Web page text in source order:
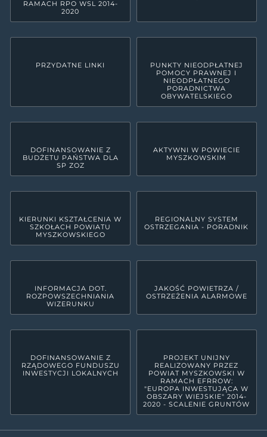
RAMACH RPO WSL 2014-
2020
PRZYDATNE LINKI
PUNKTY NIEODPŁATNEJ
POMOCY PRAWNEJ I
NIEODPŁATNEGO
PORADNICTWA
OBYWATELSKIEGO
DOFINANSOWANIE Z
BUDŻETU PAŃSTWA DLA
SP ZOZ
AKTYWNI W POWIECIE
MYSZKOWSKIM
KIERUNKI KSZTAŁCENIA W
SZKOŁACH POWIATU
MYSZKOWSKIEGO
REGIONALNY SYSTEM
OSTRZEGANIA - PORADNIK
INFORMACJA DOT.
ROZPOWSZECHNIANIA
WIZERUNKU
JAKOŚĆ POWIETRZA /
OSTRZEŻENIA ALARMOWE
DOFINANSOWANIE Z
RZĄDOWEGO FUNDUSZU
INWESTYCJI LOKALNYCH
PROJEKT UNIJNY
REALIZOWANY PRZEZ
POWIAT MYSZKOWSKI W
RAMACH EFRROW:
"EUROPA INWESTUJĄCA W
OBSZARY WIEJSKIE" 2014-
2020 - SCALENIE GRUNTÓW